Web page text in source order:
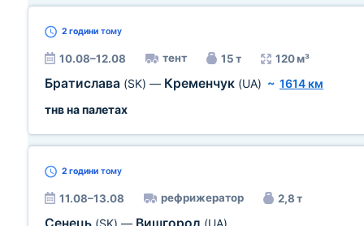
2 години тому
10.08–12.08 тент 15 т 120 м³
Братислава (SK) — Кременчук (UA) ~ 1614 км
тнв на палетах
2 години тому
11.08–13.08 рефрижератор 2,8 т
(SK) —
(UA)